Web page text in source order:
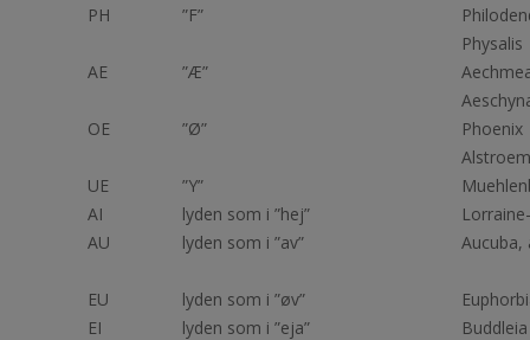
PH
”F”
AE
”Æ”
OE
”Ø”
UE
”Y”
AI
lyden som i ”hej”
AU
lyden som i ”av” Aucuba,
EU lyden som i ”øv”
EI
lyden som i ”eja”
Buddleia